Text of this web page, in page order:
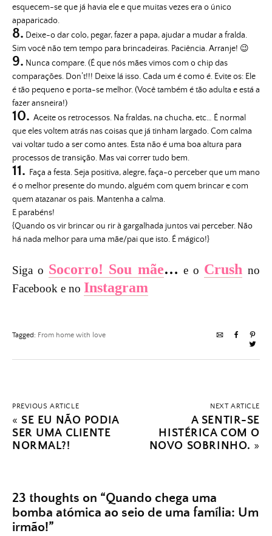
esquecem-se que já havia ele e que muitas vezes era o único
apaparicado.
8. Deixe-o dar colo, pegar, fazer a papa, ajudar a mudar a fralda.
Sim você não tem tempo para brincadeiras. Paciência. Arranje! 😉
9. Nunca compare. (É que nós mães vimos com o chip das
comparações. Don’t!!! Deixe lá isso. Cada um é como é. Evite os: Ele
é tão pequeno e porta-se melhor. (Você também é tão adulta e está a
fazer ansneira!)
10. Aceite os retrocessos. Na fraldas, na chucha, etc… É normal
que eles voltem atrás nas coisas que já tinham largado. Com calma
vai voltar tudo a ser como antes. Esta não é uma boa altura para
processos de transição. Mas vai correr tudo bem.
11. Faça a festa. Seja positiva, alegre, faça-o perceber que um mano
é o melhor presente do mundo, alguém com quem brincar e com
quem atazanar os pais. Mantenha a calma.
E parabéns!
{Quando os vir brincar ou rir à gargalhada juntos vai perceber. Não
há nada melhor para uma mãe/pai que isto. É mágico!}
Siga o Socorro! Sou mãe… e o Crush no
Facebook e no Instagram
Tagged: From home with love
PREVIOUS ARTICLE
« SE EU NÃO PODIA
SER UMA CLIENTE
NORMAL?!
NEXT ARTICLE
A SENTIR-SE
HISTÉRICA COM O
NOVO SOBRINHO. »
23 thoughts on “Quando chega uma
bomba atómica ao seio de uma família: Um
irmão!”